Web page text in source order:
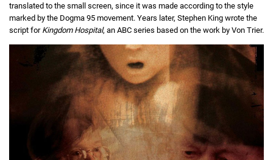
translated to the small screen, since it was made according to the style
marked by the Dogma 95 movement. Years later, Stephen King wrote the
script for Kingdom Hospital, an ABC series based on the work by Von Trier.